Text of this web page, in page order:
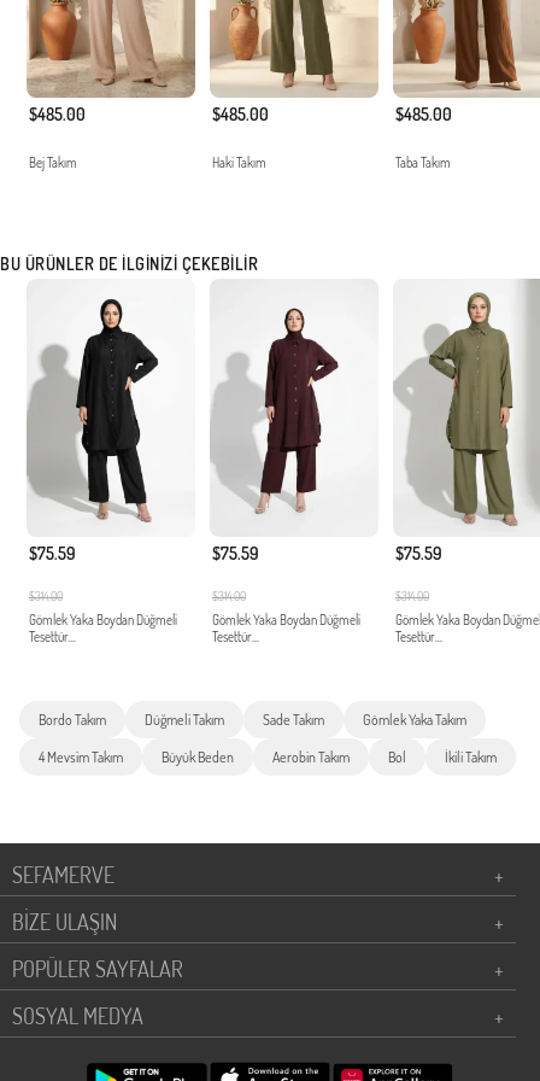
$485.00
Bej Takım
$485.00
Haki Takım
$485.00
Taba Takım
BU ÜRÜNLER DE İLGINIZI ÇEKEBILIR
$75.59
$314.00
Gömlek Yaka Boydan Düğmeli
Tesettür...
$75.59
$314.00
Gömlek Yaka Boydan Düğmeli
Tesettür...
$75.59
$314.00
Gömlek Yaka Boydan
Tesettür...
Bordo Takım Düğmeli Takım Sade Takım Gömlek Yaka Takım
4 Mevsim Takım Büyük Beden Aerobin Takım Bol İkili Takım
SEFAMERVE
+
BİZE ULAŞIN
+
POPÜLER SAYFALAR
+
SOSYAL MEDYA
+